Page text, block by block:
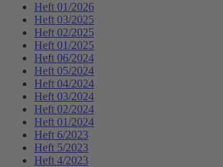
Heft 01/2026
Heft 03/2025
Heft 02/2025
Heft 01/2025
Heft 06/2024
Heft 05/2024
Heft 04/2024
Heft 03/2024
Heft 02/2024
Heft 01/2024
Heft 6/2023
Heft 5/2023
Heft 4/2023